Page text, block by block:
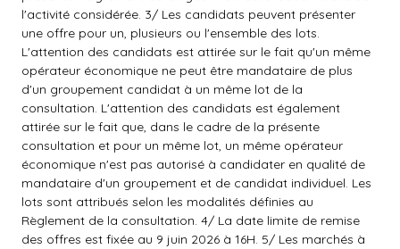
l'activité considérée. 3/ Les candidats peuvent présenter
une offre pour un, plusieurs ou l'ensemble des lots.
L'attention des candidats est attirée sur le fait qu'un même
opérateur économique ne peut être mandataire de plus
d'un groupement candidat à un même lot de la
consultation. L'attention des candidats est également
attirée sur le fait que, dans le cadre de la présente
consultation et pour un même lot, un même opérateur
économique n'est pas autorisé à candidater en qualité de
mandataire d'un groupement et de candidat individuel. Les
lots sont attribués selon les modalités définies au
Règlement de la consultation. 4/ La date limite de remise
des offres est fixée au 9 juin 2026 à 16H. 5/ Les marchés à